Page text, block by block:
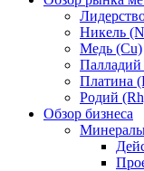
Никель
Медь (Cu)
Палладий
Платина
Родий
Обзор бизнеса